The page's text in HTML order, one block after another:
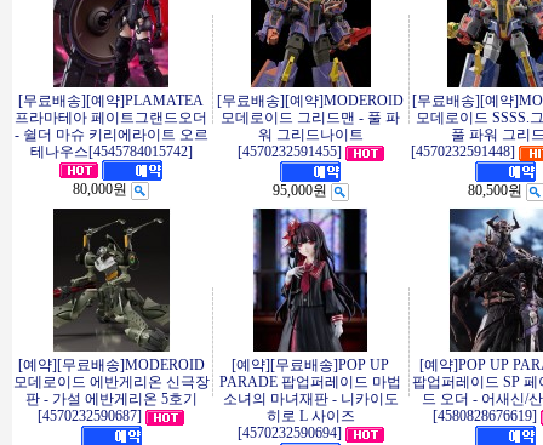
[무료배송][예약]PLAMATEA
프라마테아 페이트그랜드오더
- 쉴더 마슈 키리에라이트 오르
테나우스[4545784015742]
80,000원
[무료배송][예약]MODEROID
모데로이드 그리드맨 - 풀 파
워 그리드나이트
[4570232591455]
95,000원
[무료배송][예약
모데로이드 SSSS.
풀 파워 그리
[4570232591448]
80,500원
[예약][무료배송]MODEROID
모데로이드 에반게리온 신극장
판 - 가설 에반게리온 5호기
[4570232590687]
[예약][무료배송]POP UP
PARADE 팝업퍼레이드 마법
소녀의 마녀재판 - 니카이도
히로 L 사이즈
[4570232590694]
[예약]POP UP
팝업퍼레이드 SP 페
드 오더 - 어새신/
[4580828676619]